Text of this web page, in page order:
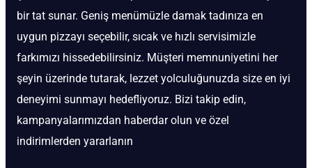
bir tat sunar. Geniş menümüzle damak tadınıza en
uygun pizzayı seçebilir, sıcak ve hızlı servisimizle
farkımızı hissedebilirsiniz. Müşteri memnuniyetini her
şeyin üzerinde tutarak, lezzet yolculuğunuzda size en iyi
deneyimi sunmayı hedefliyoruz. Bizi takip edin,
kampanyalarımızdan haberdar olun ve özel
indirimlerden yararlanın